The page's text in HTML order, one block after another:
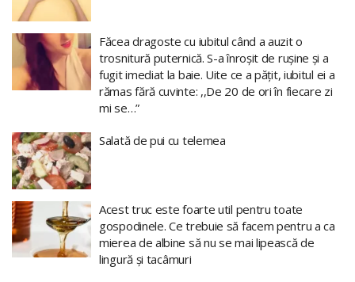
Făcea dragoste cu iubitul când a auzit o
trosnitură puternică. S-a înroșit de rușine și a
fugit imediat la baie. Uite ce a pățit, iubitul ei a
rămas fără cuvinte: ,,De 20 de ori în fiecare zi
mi se…”
Salată de pui cu telemea
Acest truc este foarte util pentru toate
gospodinele. Ce trebuie să facem pentru a ca
mierea de albine să nu se mai lipească de
lingură și tacâmuri